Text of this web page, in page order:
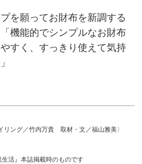
を願ってお財布を新調する
機能的でシンプルなお財布
すく、すっきり使えて気持
リング／竹内万貴 取材・文／福山雅美〉
活』本誌掲載時のものです